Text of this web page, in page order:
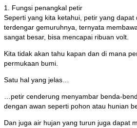
1. Fungsi penangkal petir
Seperti yang kita ketahui, petir yang dapat
terdengar gemuruhnya, ternyata
sangat besar, bisa mencapai ribuan volt.
Kita tidak akan tahu kapan dan di mana
permukaan bumi.
Satu hal yang jelas…
…petir cenderung menyambar benda-
dengan awan seperti pohon atau hunian
Dan juga air hujan yang turun juga dapat